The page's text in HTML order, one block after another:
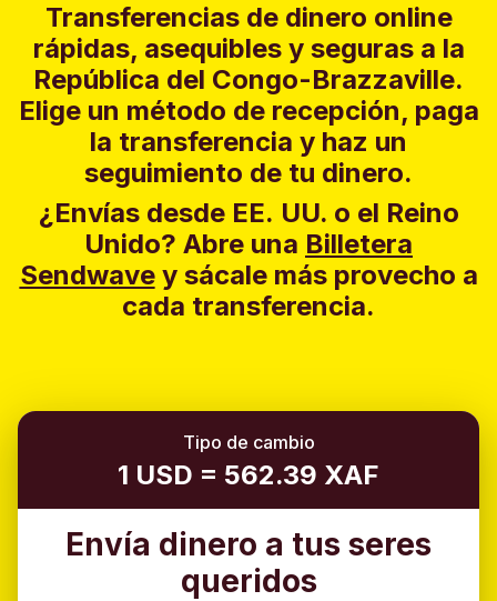
Transferencias de dinero online
rápidas, asequibles y seguras a la
República del Congo-Brazzaville.
Elige un método de recepción, paga
la transferencia y haz un
seguimiento de tu dinero.
¿Envías desde EE. UU. o el Reino
Unido? Abre una Billetera
Sendwavey sácale más provecho a
cada transferencia.
Tipo de cambio
1 USD = 562.39 XAF
Envía dinero a tus seres
queridos